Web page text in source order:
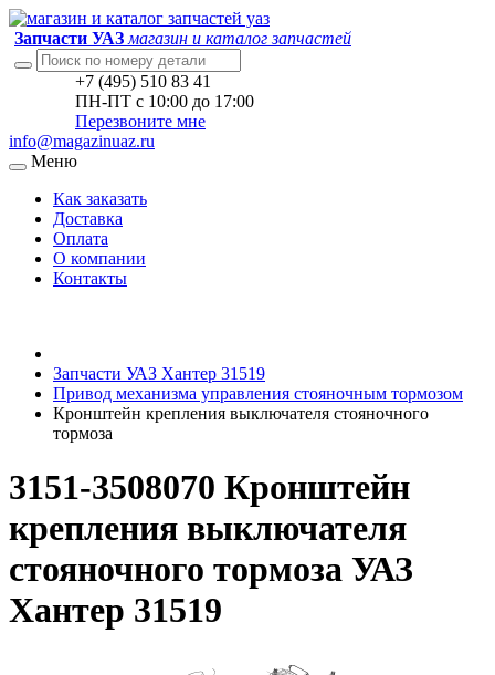
Запчасти УАЗ магазин и каталог запчастей
+7 (495) 510 83 41
ПН-ПТ с 10:00 до 17:00
Перезвоните мне
info@magazinuaz.ru
Меню
Как заказать
Доставка
Оплата
О компании
Контакты
Запчасти УАЗ Хантер 31519
Привод механизма управления стояночным тормозом
Кронштейн крепления выключателя стояночного
тормоза
3151-3508070 Кронштейн
крепления выключателя
стояночного тормоза УАЗ
Хантер 31519